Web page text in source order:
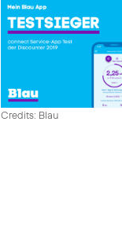
Credits: Blau